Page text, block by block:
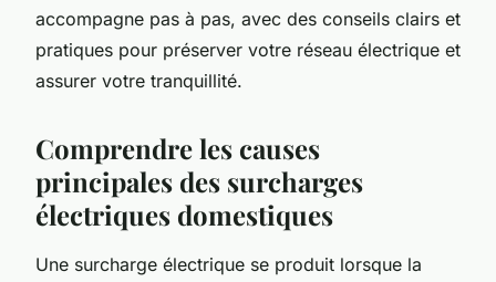
accompagne pas à pas, avec des conseils clairs et
pratiques pour préserver votre réseau électrique et
assurer votre tranquillité.
Comprendre les causes
principales des surcharges
électriques domestiques
Une surcharge électrique se produit lorsque la